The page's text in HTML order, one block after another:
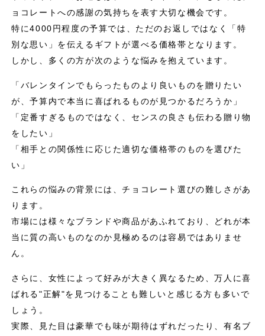
ョコレートへの感謝の気持ちを表す大切な機会です。
特に4000円程度の予算では、ただのお返しではなく「特
別な思い」を伝えるギフトが選べる価格帯となります。
しかし、多くの方が次のような悩みを抱えています。
「バレンタインでもらったものより良いものを贈りたい
が、予算内で本当に喜ばれるものが見つかるだろうか」
「定番すぎるものではなく、センスの良さも伝わる贈り物
をしたい」
「相手との関係性に応じた適切な価格帯のものを選びた
い」
これらの悩みの背景には、チョコレート選びの難しさがあ
ります。
市場には様々なブランドや商品があふれており、どれが本
当に質の高いものなのか見極めるのは容易ではありませ
ん。
さらに、女性によって好みが大きく異なるため、万人に喜
ばれる"正解"を見つけることも難しいと感じる方も多いで
しょう。
実際、見た目は豪華でも味が期待はずれだったり、有名ブ